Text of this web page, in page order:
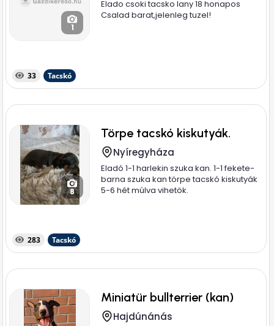
1
Elado csoki tacsko lany 18 honapos
Csalad barat,jelenleg tuzel!
33 Tacskó
8
Törpe tacskó kiskutyák.
Nyíregyháza
Eladó 1-1 harlekin szuka kan. 1-1 fekete-
barna szuka kan törpe tacskó kiskutyák
5-6 hét múlva vihetök.
283 Tacskó
Miniatür bullterrier (kan)
Hajdúnánás